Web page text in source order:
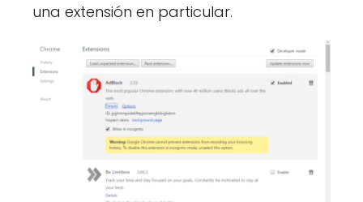
una extensión en particular.